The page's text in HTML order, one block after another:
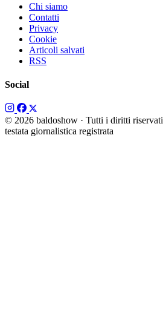
Chi siamo
Contatti
Privacy
Cookie
Articoli salvati
RSS
Social
© 2026 baldoshow · Tutti i diritti riservati
testata giornalistica registrata